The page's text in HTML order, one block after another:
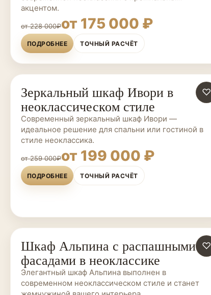
акцентом.
от 228 000₽от 175 000 ₽
ПОДРОБНЕЕ ТОЧНЫЙ РАСЧЁТ
ШКАФЫ НА ЗАКАЗ ♡
Зеркальный шкаф Ивори в
неоклассическом стиле
Современный зеркальный шкаф Ивори —
идеальное решение для спальни или гостиной в
стиле неоклассика.
от 259 000₽от 199 000 ₽
ПОДРОБНЕЕ ТОЧНЫЙ РАСЧЁТ
ШКАФЫ НА ЗАКАЗ ♡
Шкаф Альпина с распашными
фасадами в неоклассике
Элегантный шкаф Альпина выполнен в
современном неоклассическом стиле и станет